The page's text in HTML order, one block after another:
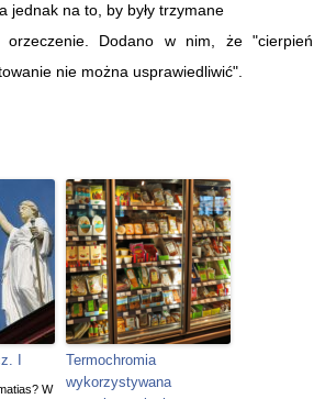
jednak na to, by były trzymane
Dodano w nim, że "cierpień
nie można usprawiedliwić".
I
W
Termochromia
wykorzystywana